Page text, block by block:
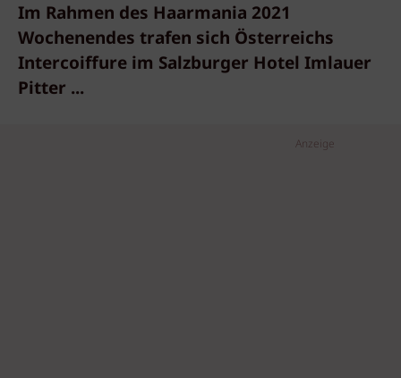
Im Rahmen des Haarmania 2021
Wochenendes trafen sich Österreichs
Intercoiffure im Salzburger Hotel Imlauer
Pitter ...
Anzeige